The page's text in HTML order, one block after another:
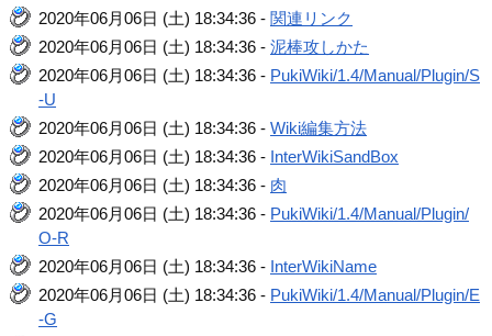
2020年06月06日 (土) 18:34:36 - 関連リンク
2020年06月06日 (土) 18:34:36 -泥棒攻しかた
2020年06月06日 (土) 18:34:36 - PukiWiki/1.4/Manual/Plugin/S
-U
2020年06月06日 (土) 18:34:36 -Wiki編集方法
2020年06月06日 (土) 18:34:36 - InterWikiSandBox
2020年06月06日 (土) 18:34:36 - 肉
2020年06月06日 (土) 18:34:36 - PukiWiki/1.4/Manual/Plugin/
O-R
2020年06月06日 (土) 18:34:36 - InterWikiName
2020年06月06日 (土) 18:34:36 - PukiWiki/1.4/Manual/Plugin/E
-G